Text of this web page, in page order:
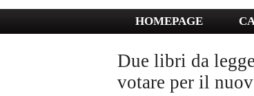
HOMEPAGE
Due libri da
votare per il